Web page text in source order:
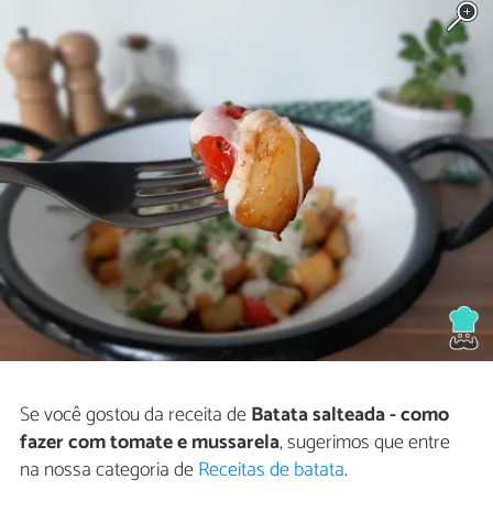
Se você gostou da receita deBatata salteada - como
fazer com tomate e mussarela, sugerimos que entre
na nossa categoria deReceitas de batata.